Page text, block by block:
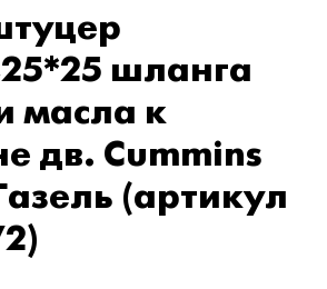
шланга
масла к
дв. Cummins
(артикул